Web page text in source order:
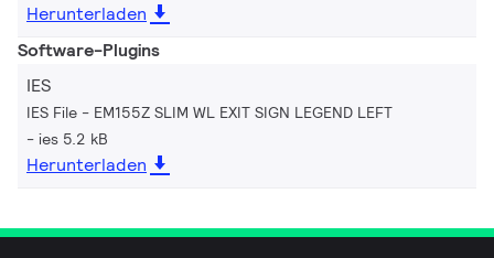
Herunterladen
Software-Plugins
IES
IES File - EM155Z SLIM WL EXIT SIGN LEGEND LEFT
ies 5.2 kB
Herunterladen